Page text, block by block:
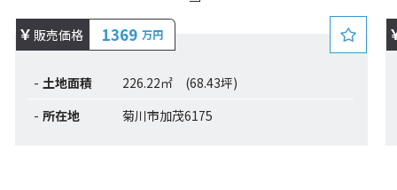
販売価格 1369 万円
土地面積
226.22㎡ (68.43坪)
所在地
菊川市加茂6175